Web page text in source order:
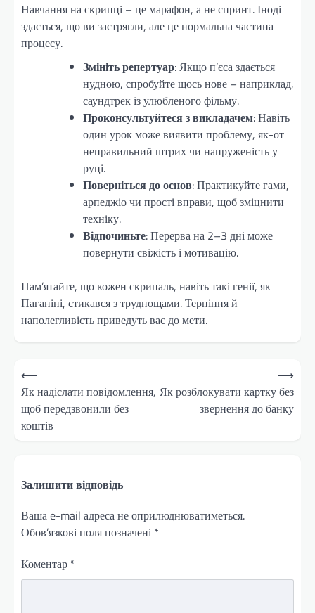
Навчання на скрипці – це марафон, а не спринт. Іноді
здається, що ви застрягли, але це нормальна частина
процесу.
Змініть репертуар: Якщо п’єса здається
нудною, спробуйте щось нове – наприклад,
саундтрек із улюбленого фільму.
Проконсультуйтеся з викладачем: Навіть
один урок може виявити проблему, як-от
неправильний штрих чи напруженість у
руці.
Поверніться до основ: Практикуйте гами,
арпеджіо чи прості вправи, щоб зміцнити
техніку.
Відпочиньте: Перерва на 2–3 дні може
повернути свіжість і мотивацію.
Пам’ятайте, що кожен скрипаль, навіть такі генії, як
Паганіні, стикався з труднощами. Терпіння й
наполегливість приведуть вас до мети.
Навігація
записів
⟵
Як надіслати повідомлення,
щоб передзвонили без
коштів
Як розблокувати картку без
звернення до банку
⟶
Залишити відповідь
Ваша e-mail адреса не оприлюднюватиметься.
Обов’язкові поля позначені *
Коментар *